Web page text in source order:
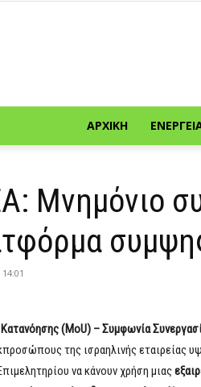
ΑΡΧΙΚΉ
Μνημόνιο
(MoU) – Συμφωνία
της ισραηλινής εταιρείας
να κάνουν χρήση μιας